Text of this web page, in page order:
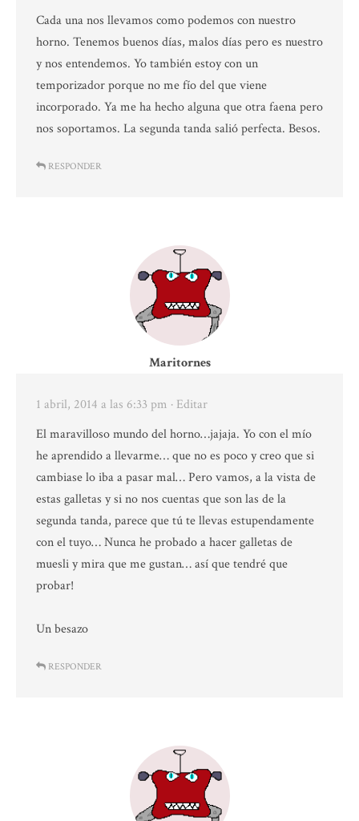
Cada una nos llevamos como podemos con nuestro
horno. Tenemos buenos días, malos días pero es nuestro
y nos entendemos. Yo también estoy con un
temporizador porque no me fío del que viene
incorporado. Ya me ha hecho alguna que otra faena pero
nos soportamos. La segunda tanda salió perfecta. Besos.
RESPONDER
Maritornes
1 abril, 2014 a las 6:33 pm · Editar
El maravilloso mundo del horno…jajaja. Yo con el mío
he aprendido a llevarme… que no es poco y creo que si
cambiase lo iba a pasar mal… Pero vamos, a la vista de
estas galletas y si no nos cuentas que son las de la
segunda tanda, parece que tú te llevas estupendamente
con el tuyo… Nunca he probado a hacer galletas de
muesli y mira que me gustan… así que tendré que
probar!
Un besazo
RESPONDER